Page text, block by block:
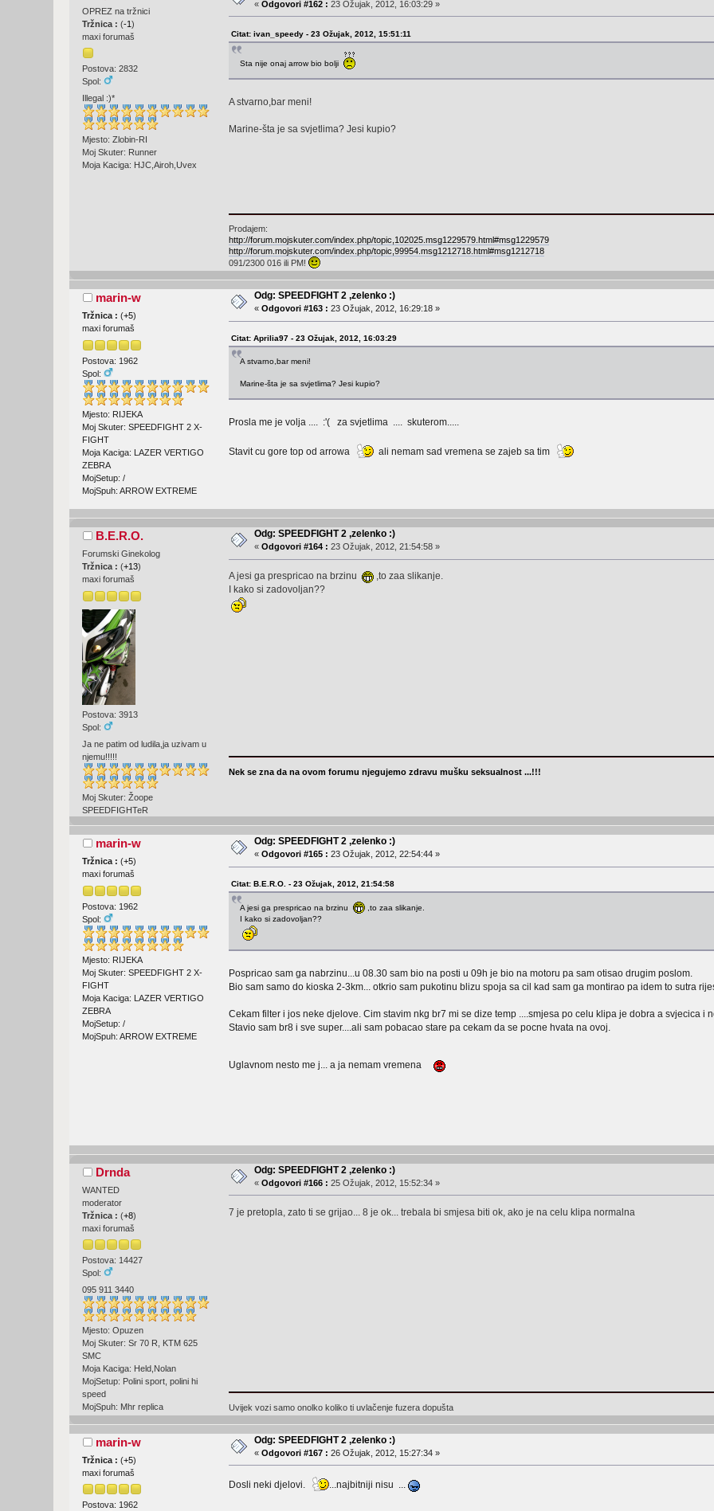
OPREZ na tržnici
Tržnica :(-1)
maxi forumaš
Postova: 2832
Spol:
Illegal :)*
Mjesto: Zlobin-RI
Moj Skuter: Runner
Moja Kaciga: HJC,Airoh,Uvex
«Odgovori #162 : 23 Ožujak, 2012, 16:03:29 »
Citat: ivan_speedy - 23 Ožujak, 2012, 15:51:11
Sta nije onaj arrow bio bolji
A stvarno,bar meni!
Marine-šta je sa svjetlima? Jesi kupio?
Prodajem:
http://forum.mojskuter.com/index.php/topic,102025.msg1229579.html#msg1229579
http://forum.mojskuter.com/index.php/topic,99954.msg1212718.html#msg1212718
091/2300 016 ili PM!
marin-w
Tržnica :(+5)
maxi forumaš
Postova: 1962
Spol:
Mjesto: RIJEKA
Moj Skuter: SPEEDFIGHT 2 X-
FIGHT
Moja Kaciga: LAZER VERTIGO
ZEBRA
MojSetup: /
MojSpuh: ARROW EXTREME
Odg: SPEEDFIGHT 2 ,zelenko :)
«Odgovori #163 : 23 Ožujak, 2012, 16:29:18 »
Citat: Aprilia97 - 23 Ožujak, 2012, 16:03:29
A stvarno,bar meni!
Marine-šta je sa svjetlima? Jesi kupio?
Prosla me je volja .... :'( za svjetlima .... skuterom.....
Stavit cu gore top od arrowa ali nemam sad vremena se zajeb sa tim
B.E.R.O.
Forumski Ginekolog
Tržnica :(+13)
maxi forumaš
Postova: 3913
Spol:
Ja ne patim od ludila,ja uzivam u
njemu!!!!!
Moj Skuter: Žoope
SPEEDFIGHTeR
Odg: SPEEDFIGHT 2 ,zelenko :)
«Odgovori #164 : 23 Ožujak, 2012, 21:54:58 »
A jesi ga prespricao na brzinu
,to zaa slikanje.
I kako si zadovoljan??
Nek se zna da na ovom forumu njegujemo zdravu mušku seksualnost ...!!!
marin-w
Tržnica :(+5)
maxi forumaš
Postova: 1962
Spol:
Mjesto: RIJEKA
Moj Skuter: SPEEDFIGHT 2 X-
FIGHT
Moja Kaciga: LAZER VERTIGO
ZEBRA
MojSetup: /
MojSpuh: ARROW EXTREME
Odg: SPEEDFIGHT 2 ,zelenko :)
«Odgovori #165 : 23 Ožujak, 2012, 22:54:44 »
Citat: B.E.R.O. - 23 Ožujak, 2012, 21:54:58
A jesi ga prespricao na brzinu
,to zaa slikanje.
I kako si zadovoljan??
Pospricao sam ga nabrzinu...u 08.30 sam bio na posti u 09h je bio na motoru pa sam otisao drugim poslom.
Bio sam samo do kioska 2-3km... otkrio sam pukotinu blizu spoja sa cil kad sam ga montirao pa idem to sutra
Cekam filter i jos neke djelove. Cim stavim nkg br7 mi se dize temp ....smjesa po celu klipa je dobra a svjecica i
Stavio sam br8 i sve super....ali sam pobacao stare pa cekam da se pocne hvata na ovoj.
Uglavnom nesto me j... a ja nemam vremena
Drnda
WANTED
moderator
Tržnica :(+8)
maxi forumaš
Postova: 14427
Spol:
095 911 3440
Mjesto: Opuzen
Moj Skuter: Sr 70 R, KTM 625
SMC
Moja Kaciga: Held,Nolan
MojSetup: Polini sport, polini hi
speed
MojSpuh: Mhr replica
Odg: SPEEDFIGHT 2 ,zelenko :)
«Odgovori #166 : 25 Ožujak, 2012, 15:52:34 »
7 je pretopla, zato ti se grijao... 8 je ok... trebala bi smjesa biti ok, ako je na celu klipa normalna
Uvijek vozi samo onolko koliko ti uvlačenje fuzera dopušta
marin-w
Tržnica :(+5)
maxi forumaš
Postova: 1962
Odg: SPEEDFIGHT 2 ,zelenko :)
«Odgovori #167 : 26 Ožujak, 2012, 15:27:34 »
Dosli neki djelovi. ...najbitniji nisu ...